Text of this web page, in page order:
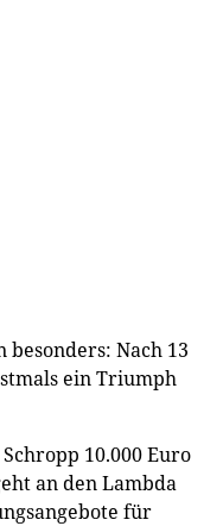
besonders: Nach 13
ein Triumph
10.000 Euro
an den Lambda
für